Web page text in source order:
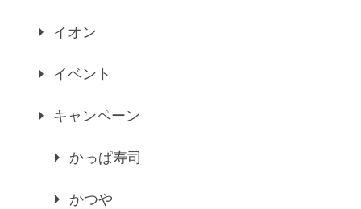
イオン
イベント
キャンペーン
かっぱ寿司
かつや